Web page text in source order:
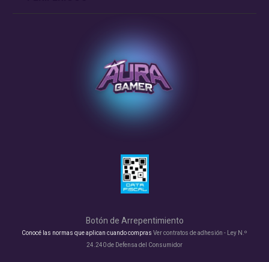
Botón de Arrepentimiento
Conocé las normas que aplican cuando compras Ver contratos de adhesión - Ley N.º
24.240 de Defensa del Consumidor